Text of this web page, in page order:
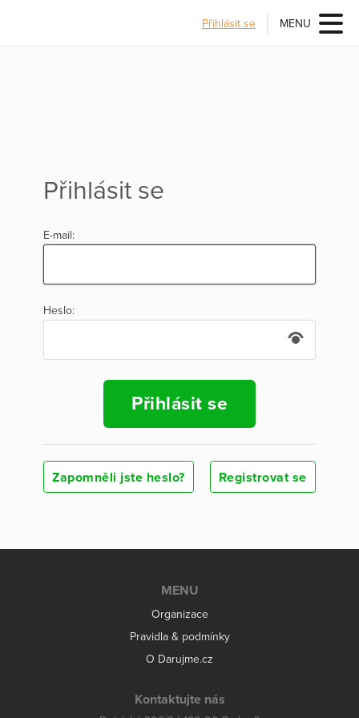
Přihlásit se MENU
Přihlásit se
E-mail:
Heslo:
Přihlásit se
Zapomněli jste heslo? Registrovat se
MENU
Organizace
Pravidla & podmínky
O Darujme.cz
Kontaktujte nás